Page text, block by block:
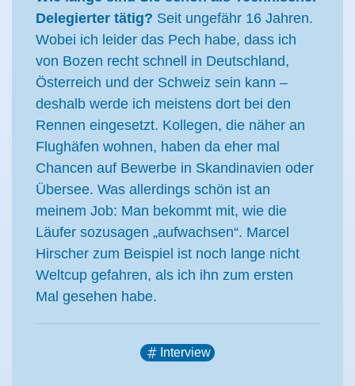
Delegierter tätig? Seit ungefähr 16 Jahren.
Wobei ich leider das Pech habe, dass ich
von Bozen recht schnell in Deutschland,
Österreich und der Schweiz sein kann –
deshalb werde ich meistens dort bei den
Rennen eingesetzt. Kollegen, die näher an
Flughäfen wohnen, haben da eher mal
Chancen auf Bewerbe in Skandinavien oder
Übersee. Was allerdings schön ist an
meinem Job: Man bekommt mit, wie die
Läufer sozusagen „aufwachsen“. Marcel
Hirscher zum Beispiel ist noch lange nicht
Weltcup gefahren, als ich ihn zum ersten
Mal gesehen habe.
Interview